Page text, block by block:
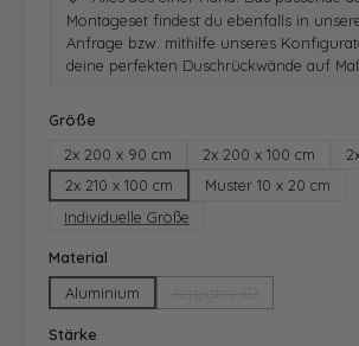
Montageset findest du ebenfalls in
Anfrage bzw. mithilfe unseres
deine perfekten Duschrückwände auf
Größe
2x 200 x 90 cm
2x 200 x 100 cm
2x 210 x 100 cm
Muster 10 x 20 cm
Individuelle Größe
Material
Aluminium
Stärke